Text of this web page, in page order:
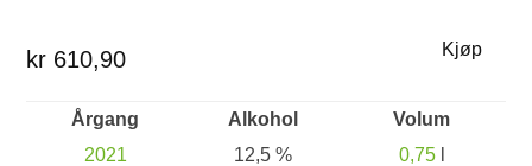
kr 610,90 Kjøp
Årgang
2021
Alkohol
12,5 %
Volum
0,75l